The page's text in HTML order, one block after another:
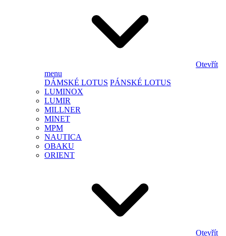
Otevřít
menu
DÁMSKÉ LOTUS PÁNSKÉ LOTUS
LUMINOX
LUMIR
MILLNER
MINET
MPM
NAUTICA
OBAKU
ORIENT
Otevřít